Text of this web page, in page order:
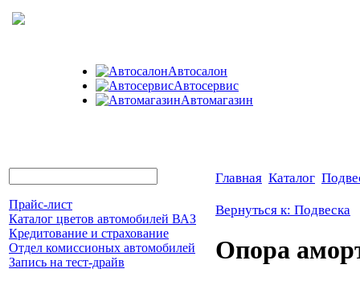
Автосалон
Автосервис
Автомагазин
Прайс-лист
Каталог цветов автомобилей ВАЗ
Кредитование и страхование
Отдел комиссионых автомобилей
Запись на тест-драйв
Главная Каталог
Вернуться к: Подвеска
Опора